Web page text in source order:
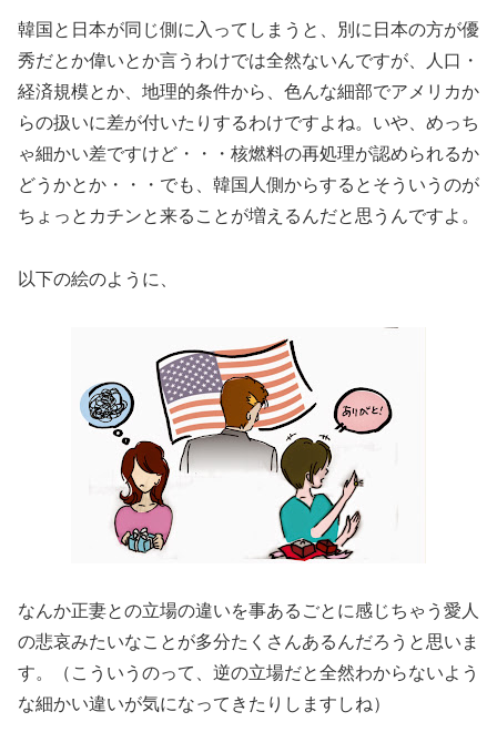
韓国と日本が同じ側に入ってしまうと、別に日本の方が優
秀だとか偉いとか言うわけでは全然ないんですが、人口・
経済規模とか、地理的条件から、色んな細部でアメリカか
らの扱いに差が付いたりするわけですよね。いや、めっち
ゃ細かい差ですけど・・・核燃料の再処理が認められるか
どうかとか・・・でも、韓国人側からするとそういうのが
ちょっとカチンと来ることが増えるんだと思うんですよ。
以下の絵のように、
なんか正妻との立場の違いを事あるごとに感じちゃう愛人
の悲哀みたいなことが多分たくさんあるんだろうと思いま
す。（こういうのって、逆の立場だと全然わからないよう
な細かい違いが気になってきたりしますしね）